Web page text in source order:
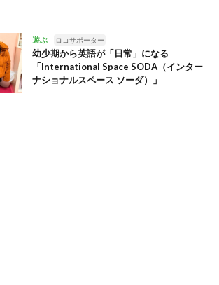
遊ぶ ロコサポーター
幼少期から英語が「日常」になる
「International Space SODA（インター
ナショナルスペース ソーダ）」